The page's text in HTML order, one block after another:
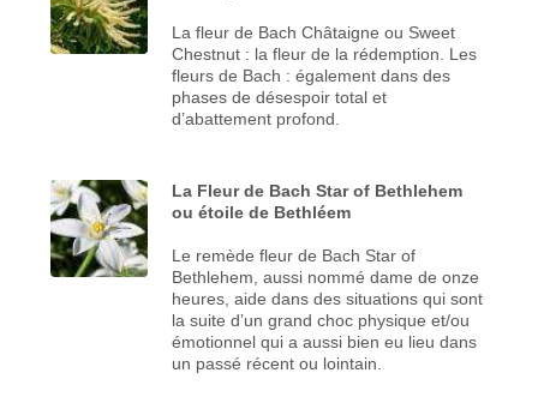
La fleur de Bach Châtaigne ou Sweet
Chestnut : la fleur de la rédemption. Les
fleurs de Bach : également dans des
phases de désespoir total et
d’abattement profond.
La Fleur de Bach Star of Bethlehem
ou étoile de Bethléem
Le remède fleur de Bach Star of
Bethlehem, aussi nommé dame de onze
heures, aide dans des situations qui sont
la suite d’un grand choc physique et/ou
émotionnel qui a aussi bien eu lieu dans
un passé récent ou lointain.